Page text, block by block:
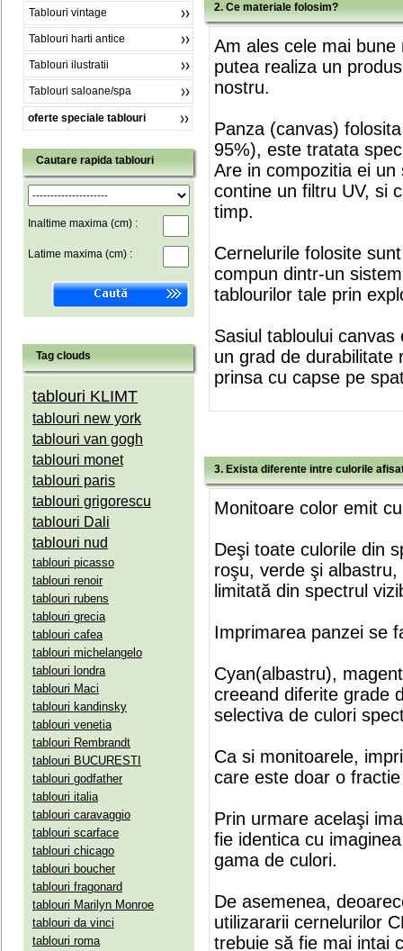
Tablouri vintage
Tablouri harti antice
Tablouri ilustratii
Tablouri saloane/spa
oferte speciale tablouri
Cautare rapida tablouri
Inaltime maxima (cm) :
Latime maxima (cm) :
Tag clouds
tablouri KLIMT
tablouri new york
tablouri van gogh
tablouri monet
tablouri paris
tablouri grigorescu
tablouri Dali
tablouri nud
tablouri picasso
tablouri renoir
tablouri rubens
tablouri grecia
tablouri cafea
tablouri michelangelo
tablouri londra
tablouri Maci
tablouri kandinsky
tablouri venetia
tablouri Rembrandt
tablouri BUCURESTI
tablouri godfather
tablouri italia
tablouri caravaggio
tablouri scarface
tablouri chicago
tablouri boucher
tablouri fragonard
tablouri Marilyn Monroe
tablouri da vinci
tablouri roma
2. Ce materiale folosim?
Am ales cele mai
putea realiza un
nostru.
Panza (canvas)
95%), este tratata
Are in compozitia ei
contine un filtru UV, si
timp.
Cernelurile folosite
compun dintr-un
tablourilor tale prin
Sasiul tabloului
un grad de durabilitate
prinsa cu capse pe
3. Exista diferente intre culorile
Monitoare color emit
Deşi toate culorile din
roşu, verde şi
limitată din spectrul
Imprimarea panzei se
Cyan(albastru),
creeand diferite grade
selectiva de culori
Ca si monitoarele,
care este doar o
Prin urmare acelaşi
fie identica cu
gama de culori.
De asemenea,
utilizararii cernelurilor
trebuie să fie mai intai